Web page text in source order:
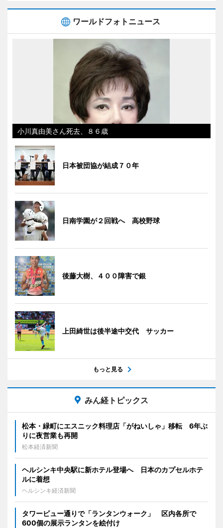
ワールドフォトニュース
小川真由美さん死去、８６歳
日本被団協が結成７０年
日南学園が２回戦へ 高校野球
後藤大樹、４００障害で銀
上田綺世は後半途中交代 サッカー
もっと見る
みん経トピックス
松本・緑町にエスニック料理店「がねいしゃ」移転 6年ぶ
りに夜営業も再開
松本経済新聞
ヘルシンキ中央駅に新ホテル登場へ 日本のカプセルホテ
ルに着想
ヘルシンキ経済新聞
タワービュー通りで「ランタンウォーク」 区内各所で
600個の展示ランタンを絵付け